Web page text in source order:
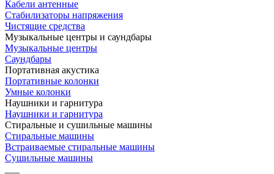
Кабели антенные
Стабилизаторы напряжения
Чистящие средства
Музыкальные центры и саундбары
Музыкальные центры
Саундбары
Портативная акустика
Портативные колонки
Умные колонки
Наушники и гарнитура
Наушники и гарнитура
Стиральные и сушильные машины
Стиральные машины
Встраиваемые стиральные машины
Сушильные машины